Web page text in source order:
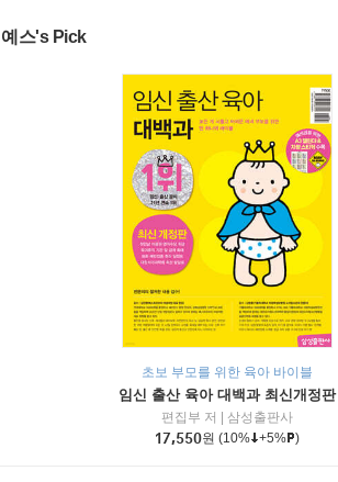
예스's Pick
초보 부모를 위한 육아 바이블
임신 출산 육아 대백과 최신개정판
편집부 저
삼성출판사
17,550원 (10% +5% )